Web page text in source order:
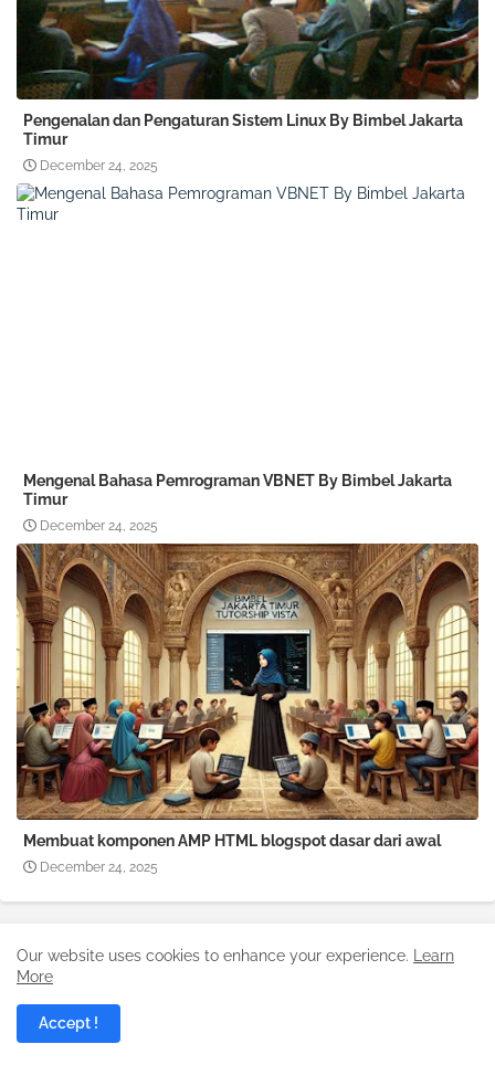
Pengenalan dan Pengaturan Sistem Linux By Bimbel Jakarta
Timur
December 24, 2025
Mengenal Bahasa Pemrograman VBNET By Bimbel Jakarta
Timur
December 24, 2025
Membuat komponen AMP HTML blogspot dasar dari awal
December 24, 2025
POSTING KOMENTAR 0Komentar
* Please Don't Spam Here. All the Comments are Reviewed by Admin.
Our website uses cookies to enhance your experience.
Learn
More
Accept !